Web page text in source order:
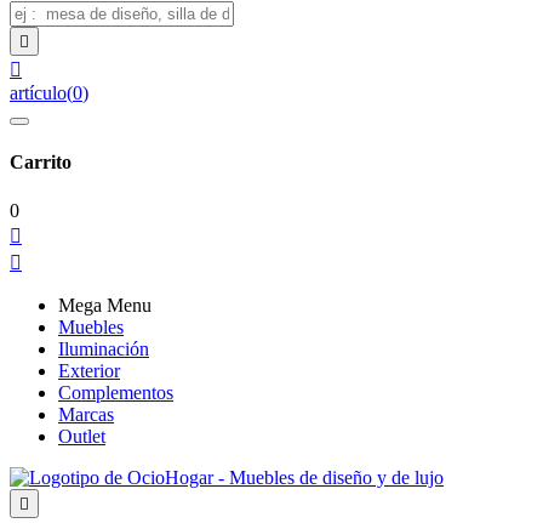


artículo(0)
Carrito
0


Mega Menu
Muebles
Iluminación
Exterior
Complementos
Marcas
Outlet
